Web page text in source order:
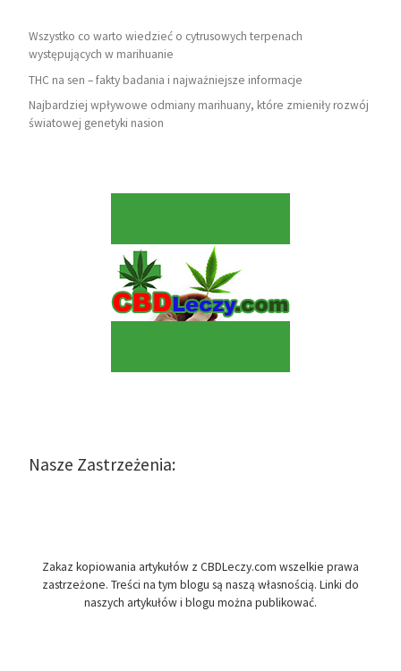
Wszystko co warto wiedzieć o cytrusowych terpenach
występujących w marihuanie
THC na sen – fakty badania i najważniejsze informacje
Najbardziej wpływowe odmiany marihuany, które zmieniły rozwój
światowej genetyki nasion
Nasze Zastrzeżenia:
Zakaz kopiowania artykułów z CBDLeczy.com wszelkie prawa
zastrzeżone. Treści na tym blogu są naszą własnością. Linki do
naszych artykułów i blogu można publikować.